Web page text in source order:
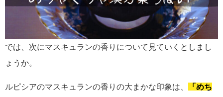
では、次にマスキュランの香りについて見ていくとしまし
ょうか。
ルピシアのマスキュランの香りの大まかな印象は、 「めち